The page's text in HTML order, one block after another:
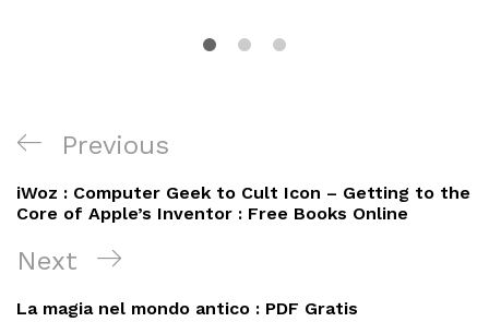
Navigation
de
l’article
Previous
Post
Previous
iWoz : Computer Geek to Cult Icon – Getting to the
Core of Apple’s Inventor : Free Books Online
Next
Post
Next
La magia nel mondo antico : PDF Gratis